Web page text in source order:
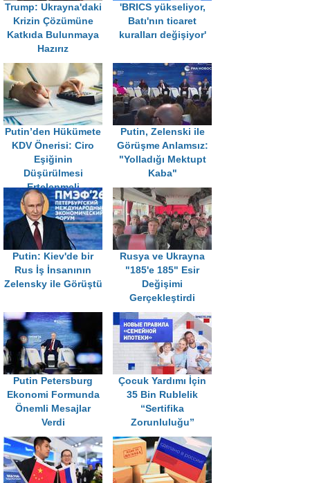
Trump: Ukrayna'daki
Krizin Çözümüne
Katkıda Bulunmaya
Hazırız
'BRICS yükseliyor,
Batı'nın ticaret
kuralları değişiyor'
Putin’den Hükümete
KDV Önerisi: Ciro
Eşiğinin
Düşürülmesi
Ertelenmeli
Putin, Zelenski ile
Görüşme Anlamsız:
"Yolladığı Mektupt
Kaba"
Putin: Kiev'de bir
Rus İş İnsanının
Zelensky ile Görüştü
Rusya ve Ukrayna
"185'e 185" Esir
Değişimi
Gerçekleştirdi
Putin Petersburg
Ekonomi Formunda
Önemli Mesajlar
Verdi
Çocuk Yardımı İçin
35 Bin Rublelik
“Sertifika
Zorunluluğu”